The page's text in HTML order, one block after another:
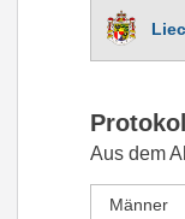
Protokoll
Aus dem
Männer